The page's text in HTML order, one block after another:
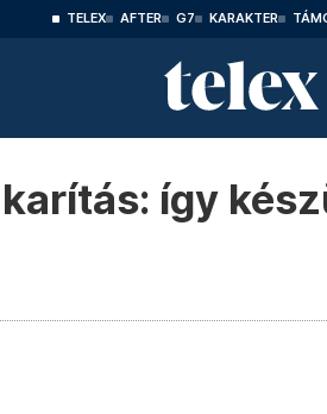
TELEX AFTER G7 KARAKTER
így